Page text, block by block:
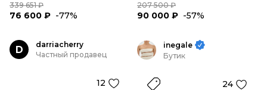
339 651 ₽
76 600 ₽ -77%
207 500 ₽
90 000 ₽ -57%
D
darriacherry
Частный продавец
12
inegale
Бутик
24